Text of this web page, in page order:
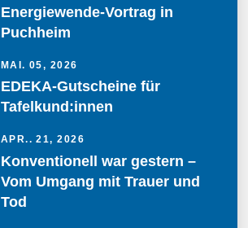
Energiewende-Vortrag in
Puchheim
MAI. 05, 2026
EDEKA-Gutscheine für
Tafelkund:innen
APR.. 21, 2026
Konventionell war gestern –
Vom Umgang mit Trauer und
Tod